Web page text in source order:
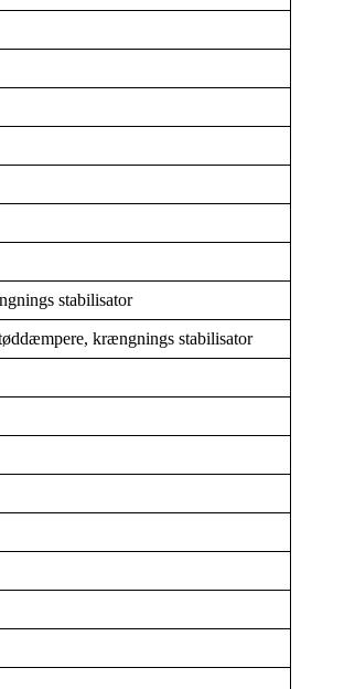
stabilisator
krængnings stabilisator